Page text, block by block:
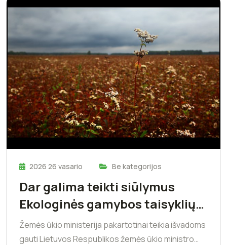
2026 26 vasario Be kategorijos
Dar galima teikti siūlymus
Ekologinės gamybos taisyklių…
Žemės ūkio ministerija pakartotinai teikia išvadoms
gauti Lietuvos Respublikos žemės ūkio ministro…